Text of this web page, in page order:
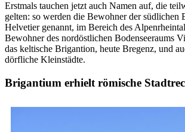
Erstmals tauchen jetzt auch Namen auf, die
gelten: so werden die Bewohner der südlichen
Helvetier genannt, im Bereich des
Bewohner des nordöstlichen Bodenseeraums
das keltische Brigantion, heute Bregenz, und
dörfliche Kleinstädte.
Brigantium erhielt römische